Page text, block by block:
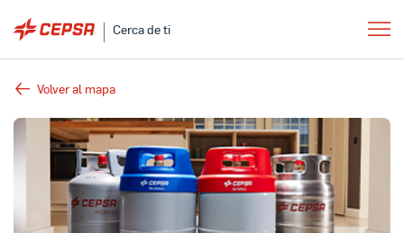
Cerca de ti
Volver al mapa